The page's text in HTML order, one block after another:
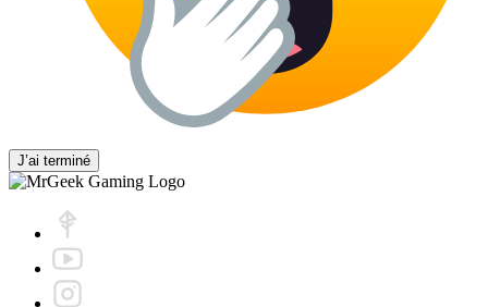
J’ai terminé